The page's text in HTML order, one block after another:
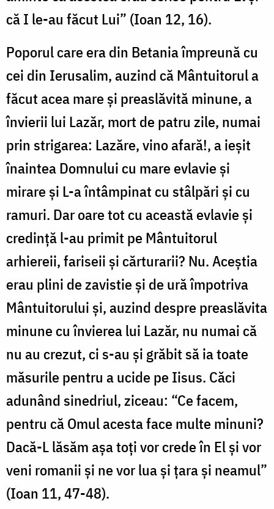
că I le-au făcut Lui” (Ioan 12, 16).
Poporul care era din Betania împreună cu
cei din Ierusalim, auzind că Mântuitorul a
făcut acea mare și preaslăvită minune, a
învierii lui Lazăr, mort de patru zile, numai
prin strigarea: Lazăre, vino afară!, a ieșit
înaintea Domnului cu mare evlavie și
mirare și L-a întâmpinat cu stâlpări și cu
ramuri. Dar oare tot cu această evlavie și
credință l-au primit pe Mântuitorul
arhiereii, fariseii și cărturarii? Nu. Aceștia
erau plini de zavistie și de ură împotriva
Mântuitorului și, auzind despre preaslăvita
minune cu învierea lui Lazăr, nu numai că
nu au crezut, ci s-au și grăbit să ia toate
măsurile pentru a ucide pe Iisus. Căci
adunând sinedriul, ziceau: “Ce facem,
pentru că Omul acesta face multe minuni?
Dacă-L lăsăm așa toți vor crede în El și vor
veni romanii și ne vor lua și țara și neamul”
(Ioan 11, 47-48).